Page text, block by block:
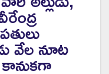
వేల నూట